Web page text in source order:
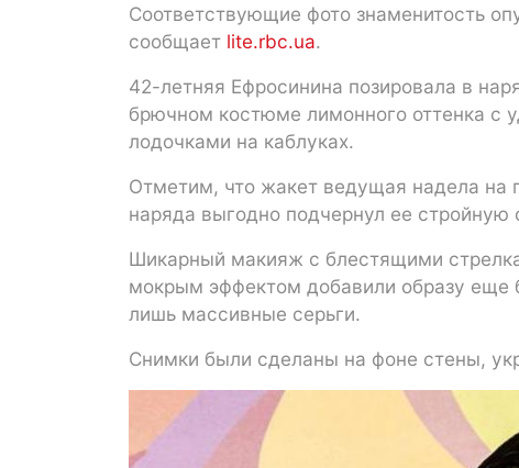
Соответствующие фото знаменитость
сообщает lite.rbc.ua.
42-летняя Ефросинина позировала в
брючном костюме лимонного оттенка
лодочками на каблуках.
Отметим, что жакет ведущая надела на
наряда выгодно подчернул ее стройную
Шикарный макияж с блестящими
мокрым эффектом добавили образу
лишь массивные серьги.
Снимки были сделаны на фоне стены,